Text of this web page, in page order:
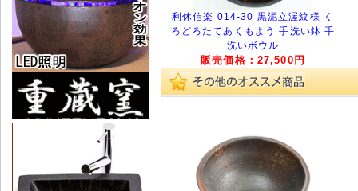
利休信楽 014-30 黒泥立渥紋様 く
ろどろたてあくもよう 手洗い鉢 手
洗いボウル
販売価格：27,500円